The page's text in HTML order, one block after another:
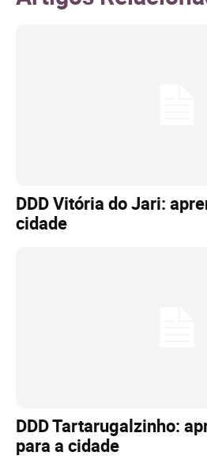
DDD Vitória do Jari:
cidade
DDD Tartarugalzinho:
para a cidade